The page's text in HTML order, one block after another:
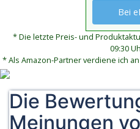
auch
werden
rauch-
und
einem
Bei
* Die letzte Preis- und
09:30
* Als Amazon-Partner verdiene ich
Die
Meinungen